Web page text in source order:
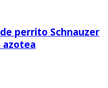
perrito Schnauzer
azotea